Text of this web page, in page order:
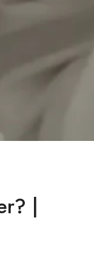
|